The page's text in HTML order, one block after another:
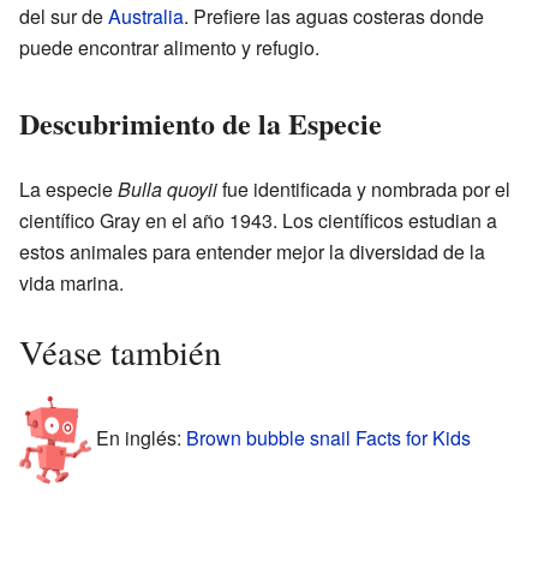
del sur deAustralia. Prefiere las aguas costeras donde
puede encontrar alimento y refugio.
Descubrimiento de la Especie
La especieBulla quoyiifue identificada y nombrada por el
científico Gray en el año 1943. Los científicos estudian a
estos animales para entender mejor la diversidad de la
vida marina.
Véase también
En inglés: Brown bubble snail Facts for Kids